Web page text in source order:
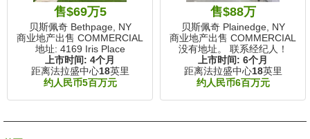
售$69万5
贝斯佩奇 Bethpage, NY
商业地产出售 COMMERCIAL
地址: 4169 Iris Place
上市时间: 4个月
距离法拉盛中心18英里
约人民币5百万元
售$88万
贝斯佩奇 Plainedge, NY
商业地产出售 COMMERCIAL
没有地址。 联系经纪人！
上市时间: 6个月
距离法拉盛中心18英里
约人民币6百万元